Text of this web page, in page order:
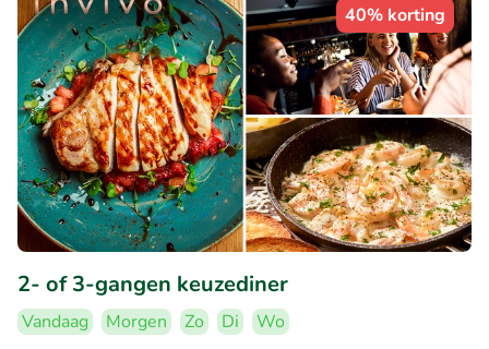
40% korting
2- of 3-gangen keuzediner
Vandaag Morgen Zo Di
Wo